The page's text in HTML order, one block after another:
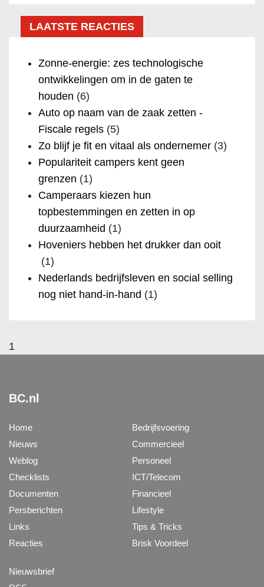
LAATSTE REACTIES
Zonne-energie: zes technologische
ontwikkelingen om in de gaten te
houden (6)
Auto op naam van de zaak zetten -
Fiscale regels (5)
Zo blijf je fit en vitaal als ondernemer (3)
Populariteit campers kent geen
grenzen (1)
Camperaars kiezen hun
topbestemmingen en zetten in op
duurzaamheid (1)
Hoveniers hebben het drukker dan ooit
(1)
Nederlands bedrijfsleven en social selling
nog niet hand-in-hand (1)
1
BC.nl
Home
Nieuws
Weblog
Checklists
Documenten
Persberichten
Links
Reacties
Bedrijfsvoering
Commercieel
Personeel
ICT/Telecom
Financieel
Lifestyle
Tips & Tricks
Brisk Voordeel
Nieuwsbrief